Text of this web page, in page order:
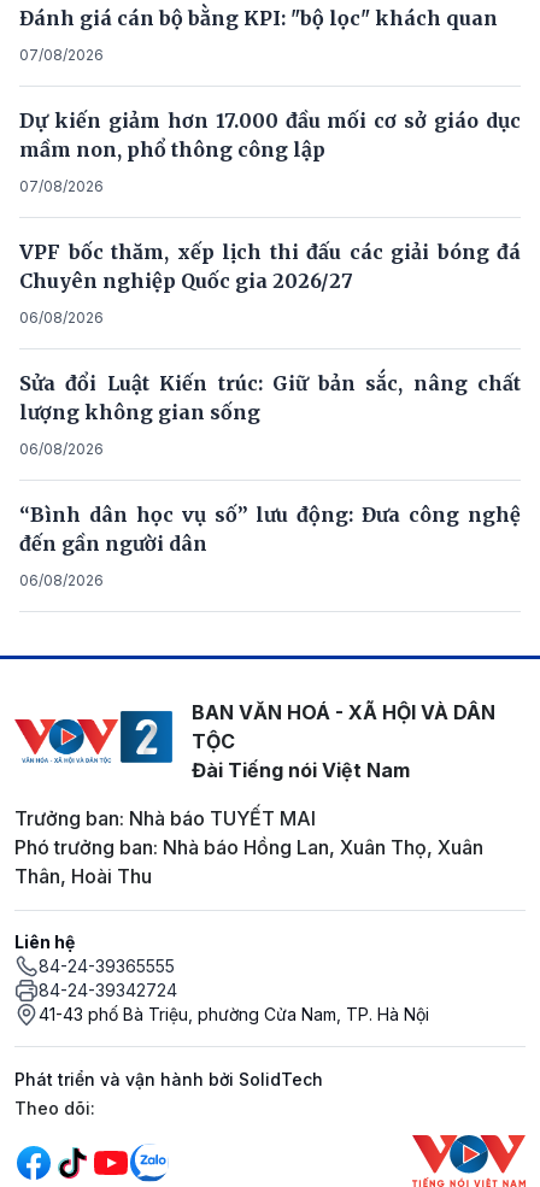
Đánh giá cán bộ bằng KPI: "bộ lọc" khách quan
07/08/2026
Dự kiến giảm hơn 17.000 đầu mối cơ sở giáo dục
mầm non, phổ thông công lập
07/08/2026
VPF bốc thăm, xếp lịch thi đấu các giải bóng đá
Chuyên nghiệp Quốc gia 2026/27
06/08/2026
Sửa đổi Luật Kiến trúc: Giữ bản sắc, nâng chất
lượng không gian sống
06/08/2026
“Bình dân học vụ số” lưu động: Đưa công nghệ
đến gần người dân
06/08/2026
BAN VĂN HOÁ - XÃ HỘI VÀ DÂN
TỘC
Đài Tiếng nói Việt Nam
Trưởng ban: Nhà báo TUYẾT MAI
Phó trưởng ban: Nhà báo Hồng Lan, Xuân Thọ, Xuân
Thân, Hoài Thu
Liên hệ
84-24-39365555
84-24-39342724
41-43 phố Bà Triệu, phường Cửa Nam, TP. Hà Nội
Phát triển và vận hành bởi SolidTech
Mạng xã hội
Theo dõi: